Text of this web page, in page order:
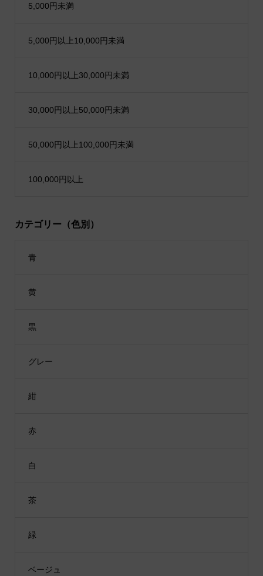
5,000円未満
5,000円以上10,000円未満
10,000円以上30,000円未満
30,000円以上50,000円未満
50,000円以上100,000円未満
100,000円以上
カテゴリー（色別）
青
黄
黒
グレー
紺
赤
白
茶
緑
ベージュ